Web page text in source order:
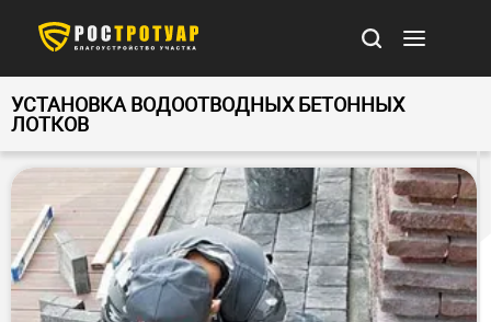
УСТАНОВКА ВОДООТВОДНЫХ БЕТОННЫХ
ЛОТКОВ